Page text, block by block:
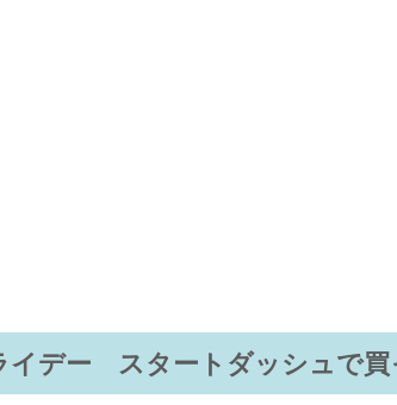
イデー スタートダッシュで買